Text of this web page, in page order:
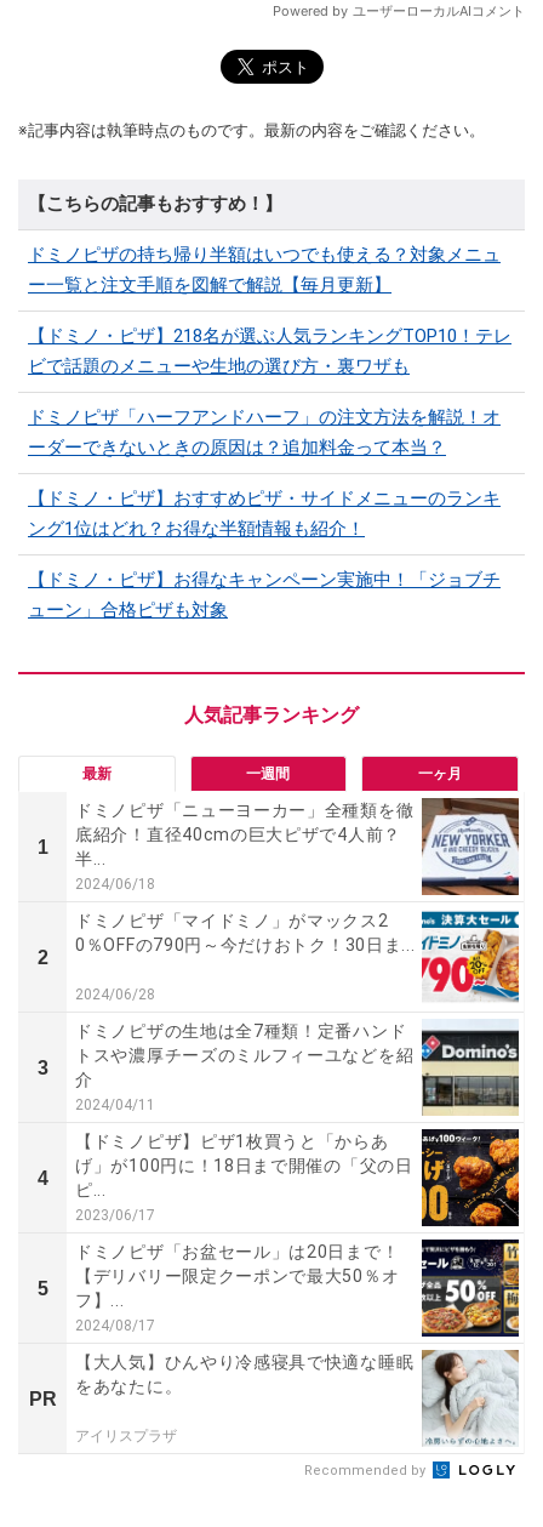
※記事内容は執筆時点のものです。最新の内容をご確認ください。
【こちらの記事もおすすめ！】
ドミノピザの持ち帰り半額はいつでも使える？対象メニュ
ー一覧と注文手順を図解で解説【毎月更新】
【ドミノ・ピザ】218名が選ぶ人気ランキングTOP10！テレ
ビで話題のメニューや生地の選び方・裏ワザも
ドミノピザ「ハーフアンドハーフ」の注文方法を解説！オ
ーダーできないときの原因は？追加料金って本当？
【ドミノ・ピザ】おすすめピザ・サイドメニューのランキ
ング1位はどれ？お得な半額情報も紹介！
【ドミノ・ピザ】お得なキャンペーン実施中！「ジョブチ
ューン」合格ピザも対象
最新 一週間 一ヶ月
1
ドミノピザ「ニューヨーカー」全種類を徹
底紹介！直径40cmの巨大ピザで4人前？
半...
2024/06/18
2
ドミノピザ「マイドミノ」がマックス2
0％OFFの790円～今だけおトク！30日ま...
2024/06/28
3
ドミノピザの生地は全7種類！定番ハンド
トスや濃厚チーズのミルフィーユなどを紹
介
2024/04/11
4
【ドミノピザ】ピザ1枚買うと「からあ
げ」が100円に！18日まで開催の「父の日
ピ...
2023/06/17
5
ドミノピザ「お盆セール」は20日まで！
【デリバリー限定クーポンで最大50％オ
フ】...
2024/08/17
PR
【大人気】ひんやり冷感寝具で快適な睡眠
をあなたに。
アイリスプラザ
Recommended by